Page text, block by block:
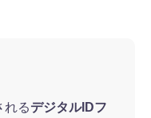
れるデジタルIDフ